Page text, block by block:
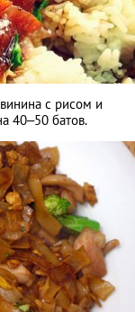
с рисом и
40–50 батов.